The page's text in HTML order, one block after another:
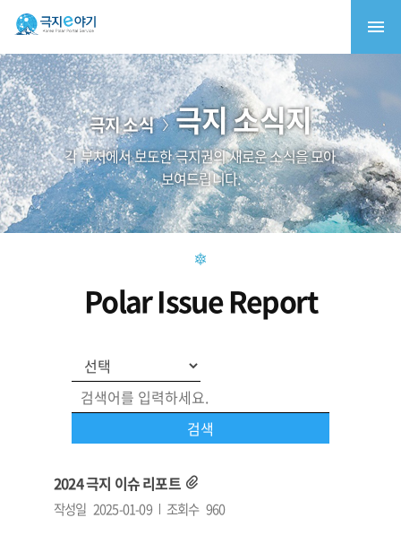
극지 소식 극지 소식지
각 부처에서 보도한 극지권의 새로운 소식을 모아
보여드립니다.
Polar Issue Report
2024 극지 이슈 리포트
작성일 2025-01-09 조회수 960